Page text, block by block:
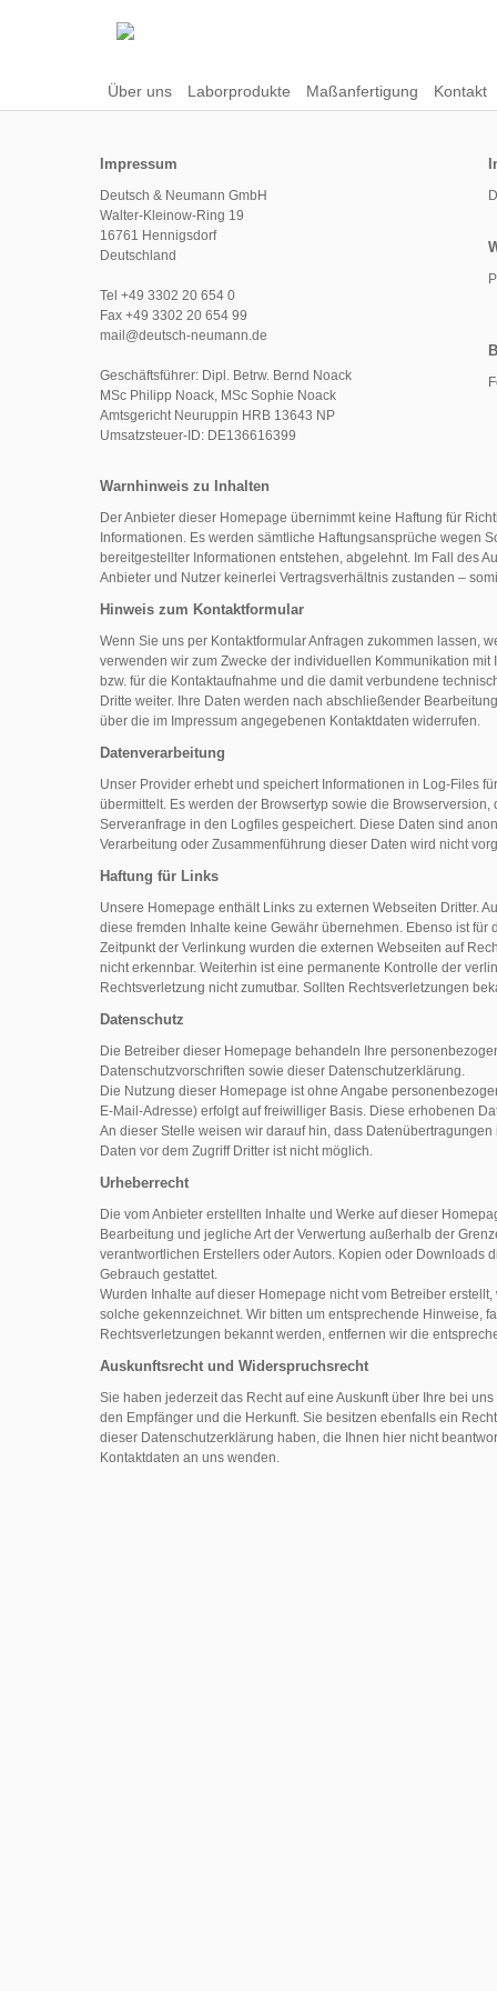
Über uns Laborprodukte Maßanfertigung Kontakt
Impressum
Deutsch & Neumann GmbH
Walter-Kleinow-Ring 19
16761 Hennigsdorf
Deutschland
Tel +49 3302 20 654 0
Fax +49 3302 20 654 99
mail@deutsch-neumann.de
Geschäftsführer: Dipl. Betrw. Bernd Noack
MSc Philipp Noack, MSc Sophie Noack
Amtsgericht Neuruppin HRB 13643 NP
Umsatzsteuer-ID: DE136616399
Warnhinweis zu Inhalten
Der Anbieter dieser Homepage übernimmt keine Haftung für
Informationen. Es werden sämtliche Haftungsansprüche wegen
bereitgestellter Informationen entstehen, abgelehnt. Im Fall des
Anbieter und Nutzer keinerlei Vertragsverhältnis zustanden –
Hinweis zum Kontaktformular
Wenn Sie uns per Kontaktformular Anfragen zukommen lassen,
verwenden wir zum Zwecke der individuellen Kommunikation
bzw. für die Kontaktaufnahme und die damit verbundene
Dritte weiter. Ihre Daten werden nach abschließender
über die im Impressum angegebenen Kontaktdaten widerrufen.
Datenverarbeitung
Unser Provider erhebt und speichert Informationen in Log-Files
übermittelt. Es werden der Browsertyp sowie die
Serveranfrage in den Logfiles gespeichert. Diese Daten sind
Verarbeitung oder Zusammenführung dieser Daten wird nicht
Haftung für Links
Unsere Homepage enthält Links zu externen Webseiten Dritter.
diese fremden Inhalte keine Gewähr übernehmen. Ebenso ist
Zeitpunkt der Verlinkung wurden die externen Webseiten auf
nicht erkennbar. Weiterhin ist eine permanente Kontrolle der
Rechtsverletzung nicht zumutbar. Sollten Rechtsverletzungen
Datenschutz
Die Betreiber dieser Homepage behandeln Ihre
Datenschutzvorschriften sowie dieser Datenschutzerklärung.
Die Nutzung dieser Homepage ist ohne Angabe
E-Mail-Adresse) erfolgt auf freiwilliger Basis. Diese erhobenen
An dieser Stelle weisen wir darauf hin, dass
Daten vor dem Zugriff Dritter ist nicht möglich.
Urheberrecht
Die vom Anbieter erstellten Inhalte und Werke auf dieser
Bearbeitung und jegliche Art der Verwertung außerhalb der
verantwortlichen Erstellers oder Autors. Kopien oder
Gebrauch gestattet.
Wurden Inhalte auf dieser Homepage nicht vom Betreiber
solche gekennzeichnet. Wir bitten um entsprechende Hinweise,
Rechtsverletzungen bekannt werden, entfernen wir die
Auskunftsrecht und Widerspruchsrecht
Sie haben jederzeit das Recht auf eine Auskunft über Ihre bei
den Empfänger und die Herkunft. Sie besitzen ebenfalls ein
dieser Datenschutzerklärung haben, die Ihnen hier nicht
Kontaktdaten an uns wenden.